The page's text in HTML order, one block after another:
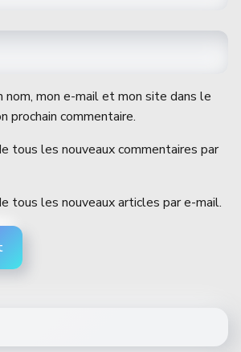
nom, mon e-mail et mon site dans le
prochain commentaire.
tous les nouveaux commentaires par
tous les nouveaux articles par e-mail.